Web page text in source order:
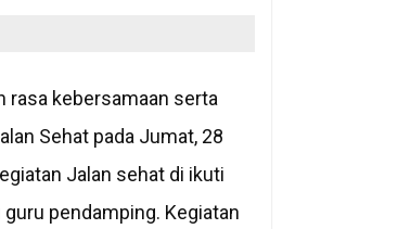
rasa kebersamaan serta
Sehat pada Jumat, 28
Jalan sehat di ikuti
pendamping. Kegiatan